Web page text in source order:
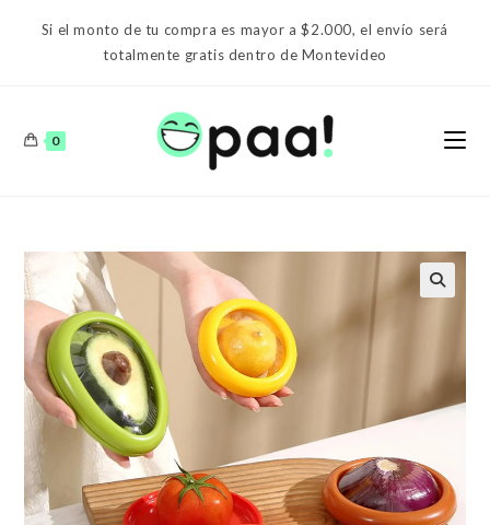
Si el monto de tu compra es mayor a $2.000, el envío será
totalmente gratis dentro de Montevideo
0